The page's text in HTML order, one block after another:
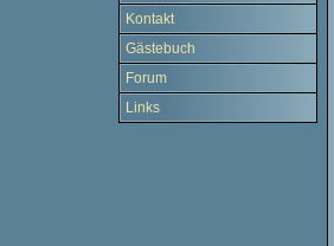
Kontakt
Gästebuch
Forum
Links